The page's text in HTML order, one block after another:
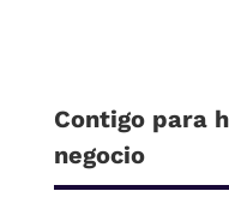
Contigo para
negocio